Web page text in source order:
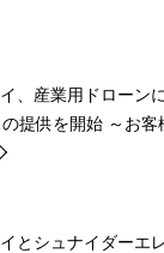
、産業用ドローン
提供を開始 ～お
とシュナイダーエ